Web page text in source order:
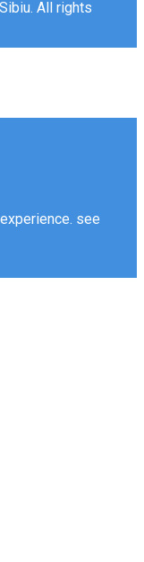
All rights
see